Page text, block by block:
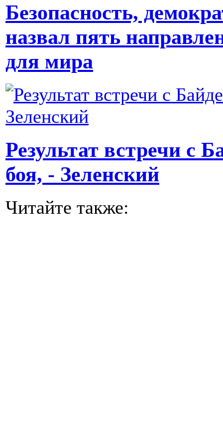
Безопасность,
назвал пять
для мира
Результат встречи с
боя, - Зеленский
Читайте также: